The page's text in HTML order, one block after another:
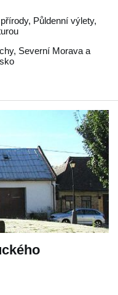
Půldenní výlety,
, Severní Morava a